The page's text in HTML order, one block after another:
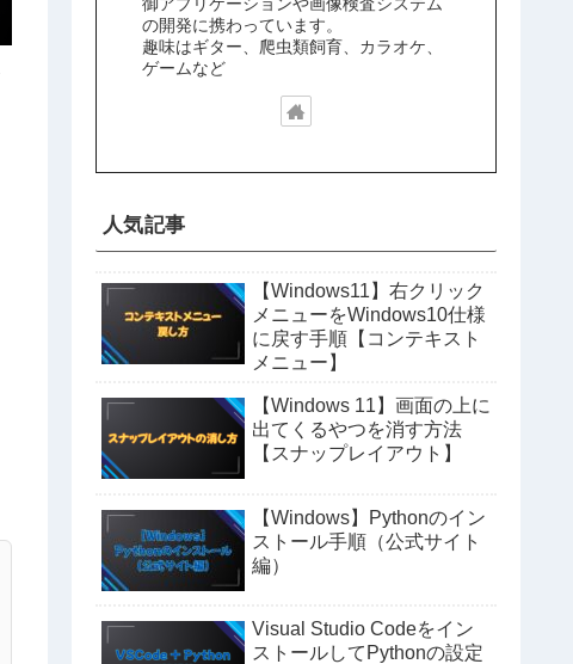
の開発に携わっています。
趣味はギター、爬虫類飼育、カラオケ、
ゲームなど
人気記事
【Windows11】右クリック
メニューをWindows10仕様
に戻す手順【コンテキスト
メニュー】
【Windows 11】画面の上に
出てくるやつを消す方法
【スナップレイアウト】
【Windows】Pythonのイン
ストール手順（公式サイト
編）
Visual Studio Codeをイン
ストールしてPythonの設定